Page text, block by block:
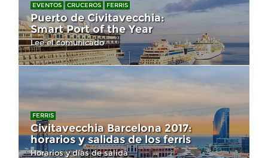
EVENTOS CRUCEROS FERRIS
Puerto de Civitavecchia:
Smart Port of the Year
Lee el comunicado
FERRIS
Civitavecchia Barcelona 2017:
horarios y salidas de los ferris
Horarios y días de salida